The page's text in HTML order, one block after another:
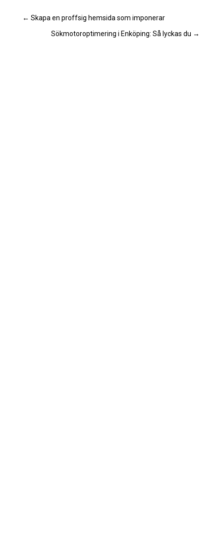
← Skapa en proffsig hemsida som imponerar
Sökmotoroptimering i Enköping: Så lyckas du →